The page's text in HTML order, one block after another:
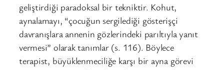
geliştirdiği paradoksal bir tekniktir. Kohut,
aynalamayı, “çocuğun sergilediği gösterişçi
davranışlara annenin gözlerindeki parıltıyla yanıt
vermesi” olarak tanımlar (s. 116). Böylece
terapist, büyüklenmeciliğe karşı bir ayna görevi